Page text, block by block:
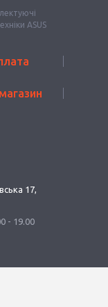
ASUS
17,
- 19.00